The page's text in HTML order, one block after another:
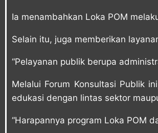
Ia menambahkan Loka POM
Selain itu, juga memberikan
“Pelayanan publik berupa
Melalui Forum Konsultasi Publik
edukasi dengan lintas sektor
“Harapannya program Loka POM